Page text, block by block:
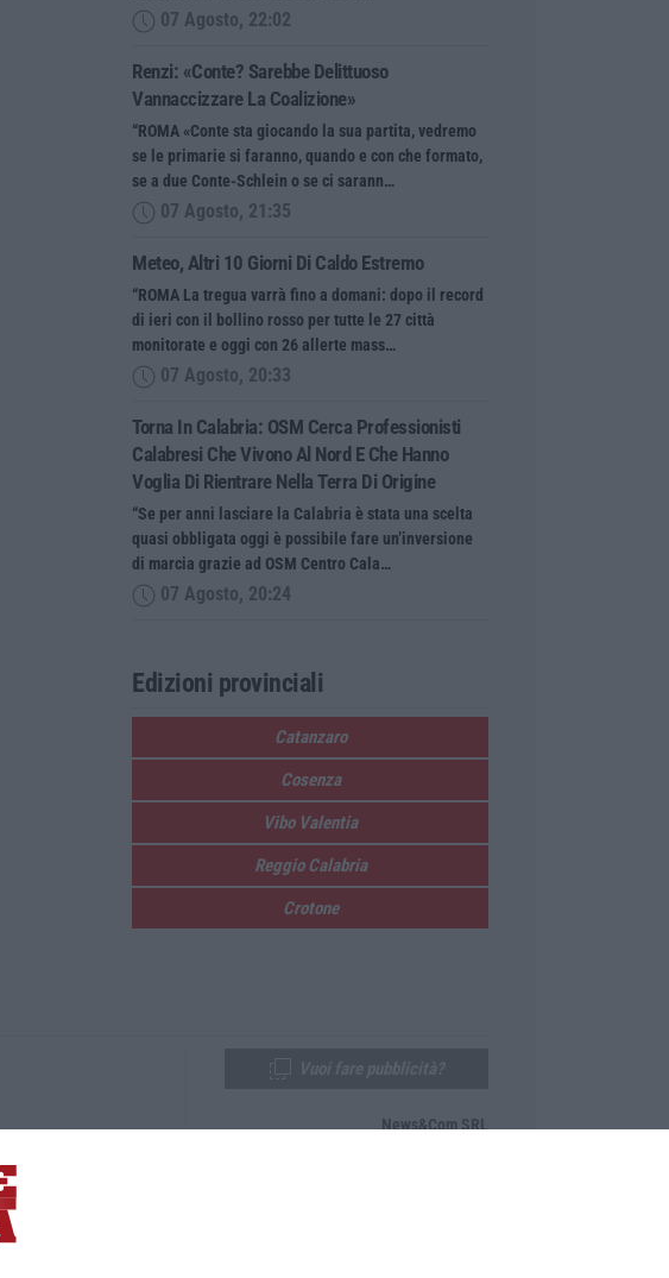
07 Agosto, 22:02
Renzi: «Conte? Sarebbe Delittuoso
Vannaccizzare La Coalizione»
“ROMA «Conte sta giocando la sua partita, vedremo
se le primarie si faranno, quando e con che formato,
se a due Conte-Schlein o se ci sarann…
07 Agosto, 21:35
Meteo, Altri 10 Giorni Di Caldo Estremo
“ROMA La tregua varrà fino a domani: dopo il record
di ieri con il bollino rosso per tutte le 27 città
monitorate e oggi con 26 allerte mass…
07 Agosto, 20:33
Torna In Calabria: OSM Cerca Professionisti
Calabresi Che Vivono Al Nord E Che Hanno
Voglia Di Rientrare Nella Terra Di Origine
“Se per anni lasciare la Calabria è stata una scelta
quasi obbligata oggi è possibile fare un’inversione
di marcia grazie ad OSM Centro Cala…
07 Agosto, 20:24
Edizioni provinciali
Catanzaro
Cosenza
Vibo Valentia
Reggio Calabria
Crotone
News&Com SRL